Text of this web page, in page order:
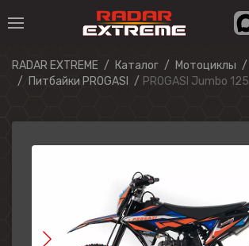
RADAR EXTREME Каталог Мотоциклы
Питбайки PROGASI
PROGASI Jumbo 125